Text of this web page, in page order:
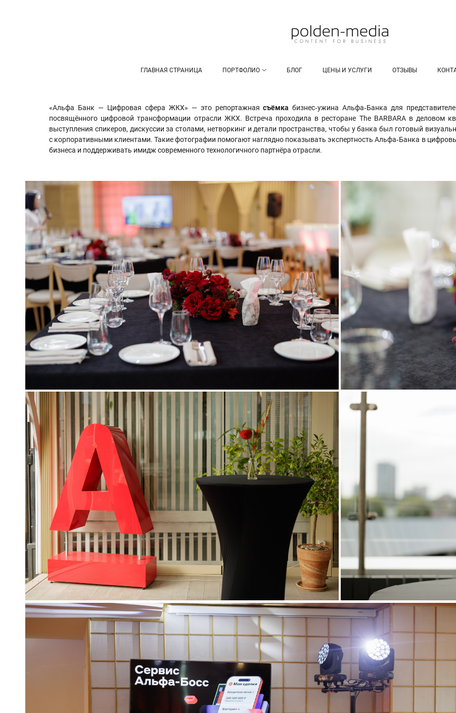
ГЛАВНАЯ СТРАНИЦА ПОРТФОЛИО БЛОГ ЦЕНЫ И УСЛУГИ ОТЗЫВЫ
«Альфа Банк — Цифровая сфера ЖКХ» — это репортажнаясъёмка бизнес‑ужина Альфа‑Банка для
посвящённого цифровой трансформации отрасли ЖКХ. Встреча проходила в ресторане The BARBARA в деловом
выступления спикеров, дискуссии за столами, нетворкинг и детали пространства, чтобы у банка был готовый
с корпоративными клиентами. Такие фотографии помогают наглядно показывать экспертность Альфа‑Банка в
бизнеса и поддерживать имидж современного технологичного партнёра отрасли.